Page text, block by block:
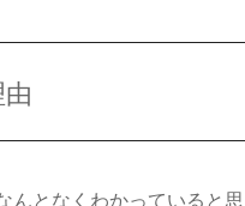
んとなくわかっていると思